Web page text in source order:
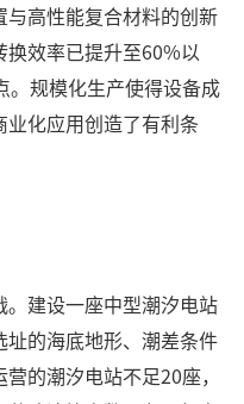
高性能复合材料的创新
效率已提升至60%以
。规模化生产使得设备成
化应用创造了有利条
建设一座中型潮汐电站
的海底地形、潮差条件
的潮汐电站不足20座，